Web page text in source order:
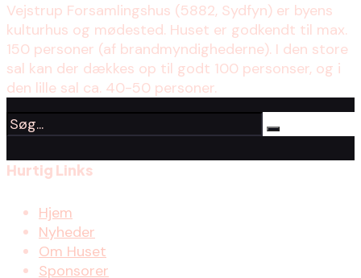
Vejstrup Forsamlingshus (5882, Sydfyn) er byens
kulturhus og mødested. Huset er godkendt til max.
150 personer (af brandmyndighederne). I den store
sal kan der dækkes op til godt 100 personser, og i
den lille sal ca. 40-50 personer.
Hurtig Links
Hjem
Nyheder
Om Huset
Sponsorer